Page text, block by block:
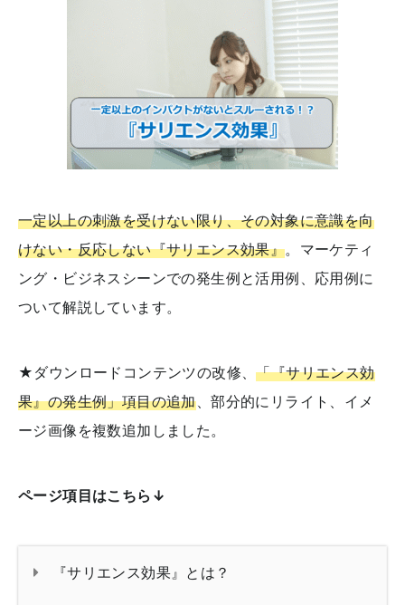
一定以上の刺激を受けない限り、その対象に意識を向
けない・反応しない『サリエンス効果』。マーケティ
ング・ビジネスシーンでの発生例と活用例、応用例に
ついて解説しています。
★ダウンロードコンテンツの改修、「『サリエンス効
果』の発生例」項目の追加、部分的にリライト、イメ
ージ画像を複数追加しました。
ページ項目はこちら↓
『サリエンス効果』とは？